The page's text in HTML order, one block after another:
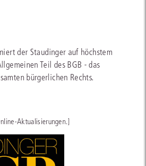
der Staudinger auf höchstem
Teil des BGB - das
bürgerlichen Rechts.
Aktualisierungen.]